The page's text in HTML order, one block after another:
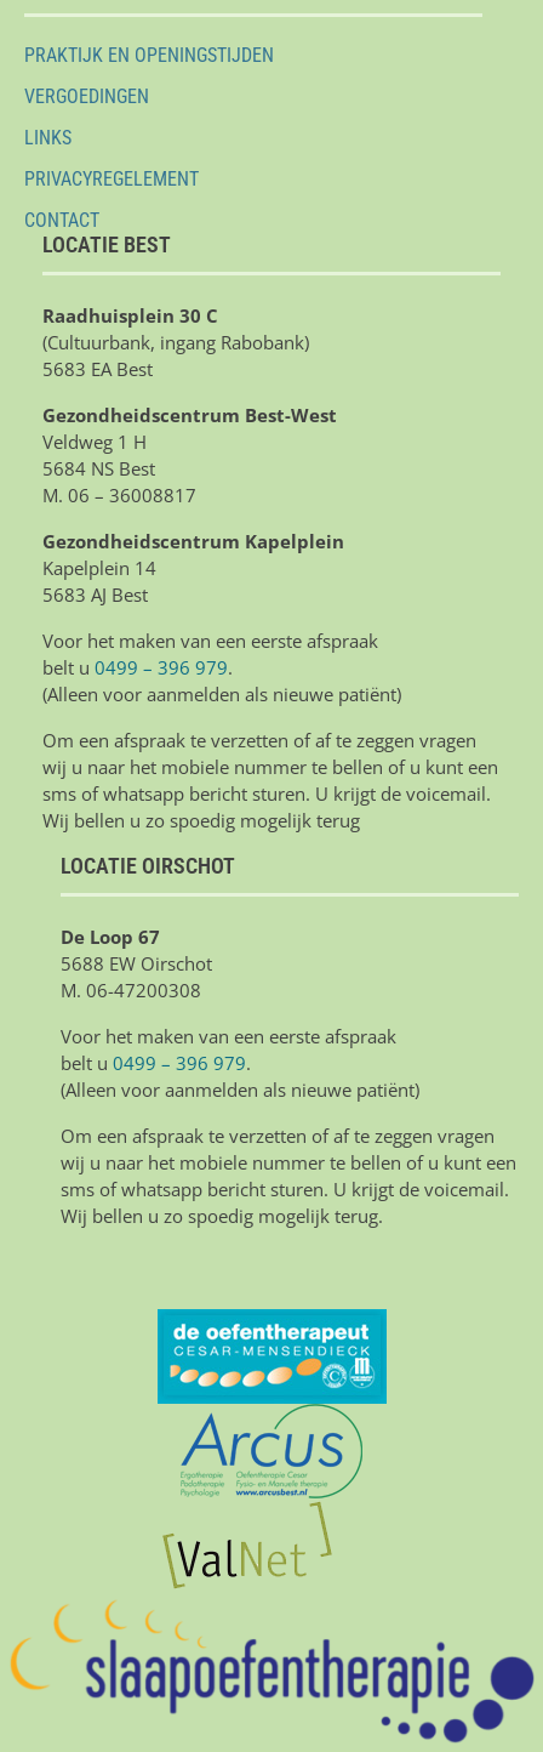
PRAKTIJK EN OPENINGSTIJDEN
VERGOEDINGEN
LINKS
PRIVACYREGELEMENT
CONTACT
LOCATIE BEST
Raadhuisplein 30 C
(Cultuurbank, ingang Rabobank)
5683 EA Best
Gezondheidscentrum Best-West
Veldweg 1 H
5684 NS Best
M. 06 – 36008817
Gezondheidscentrum Kapelplein
Kapelplein 14
5683 AJ Best
Voor het maken van een eerste afspraak
belt u 0499 – 396 979.
(Alleen voor aanmelden als nieuwe patiënt)
Om een afspraak te verzetten of af te zeggen vragen
wij u naar het mobiele nummer te bellen of u kunt een
sms of whatsapp bericht sturen. U krijgt de voicemail.
Wij bellen u zo spoedig mogelijk terug
LOCATIE OIRSCHOT
De Loop 67
5688 EW Oirschot
M. 06-47200308
Voor het maken van een eerste afspraak
belt u 0499 – 396 979.
(Alleen voor aanmelden als nieuwe patiënt)
Om een afspraak te verzetten of af te zeggen vragen
wij u naar het mobiele nummer te bellen of u kunt een
sms of whatsapp bericht sturen. U krijgt de voicemail.
Wij bellen u zo spoedig mogelijk terug.